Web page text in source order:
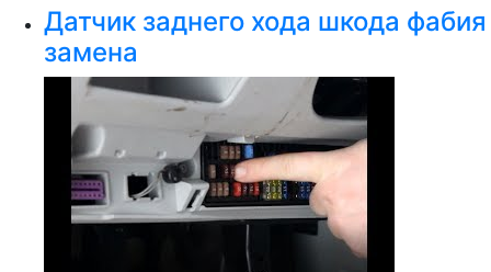
Датчик заднего хода шкода фабия
замена